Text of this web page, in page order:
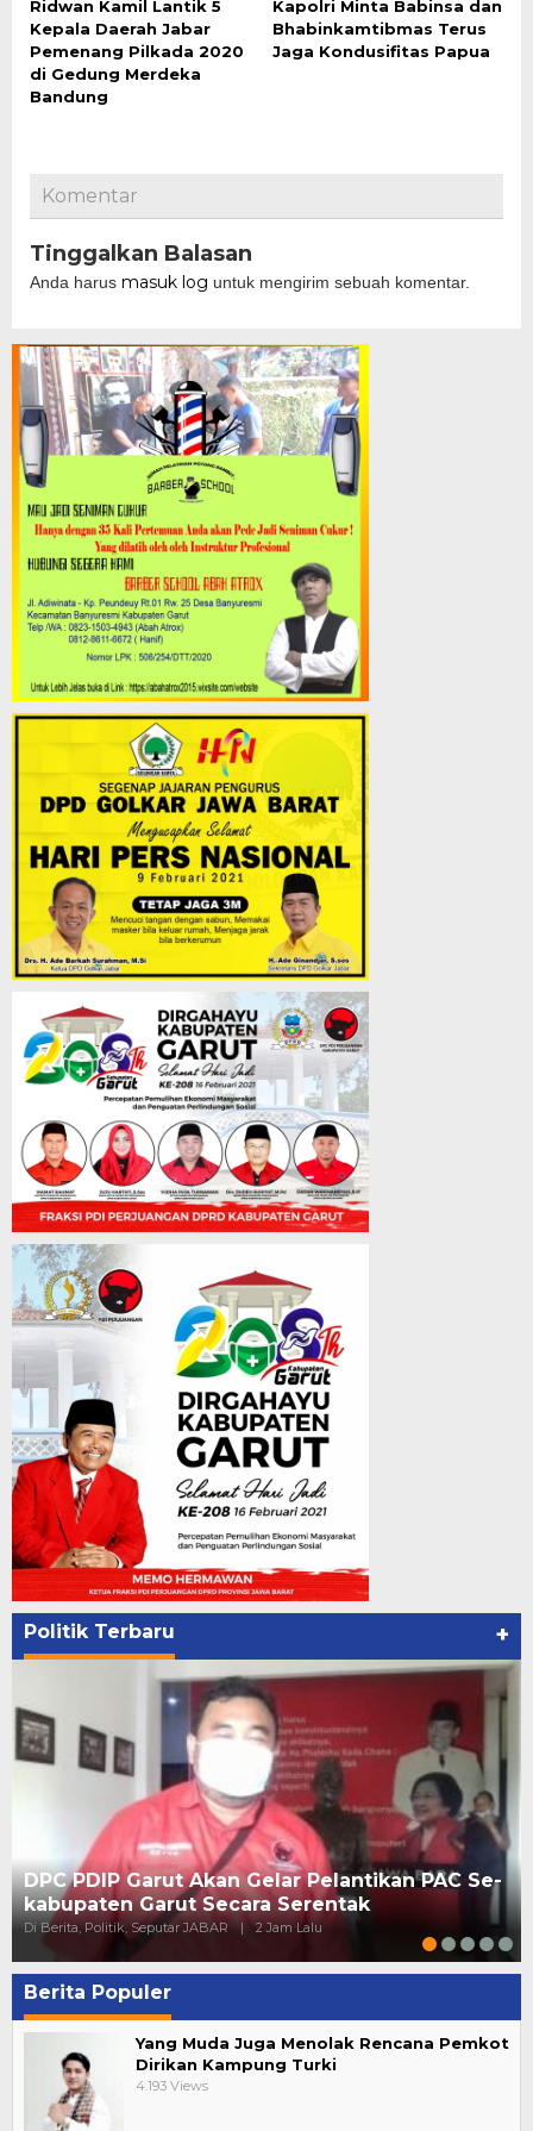
Ridwan Kamil Lantik 5
Kepala Daerah Jabar
Pemenang Pilkada 2020
di Gedung Merdeka
Bandung
Kapolri Minta Babinsa dan
Bhabinkamtibmas Terus
Jaga Kondusifitas Papua
Komentar
Tinggalkan Balasan
Anda harus masuk log untuk mengirim sebuah komentar.
Politik Terbaru +
DPC PDIP Garut Akan Gelar Pelantikan PAC Se-
kabupaten Garut Secara Serentak
Di Berita, Politik, Seputar JABAR | 2 Jam Lalu
Berita Populer
Yang Muda Juga Menolak Rencana Pemkot
Dirikan Kampung Turki
4.193 Views